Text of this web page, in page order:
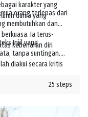
karakter yang
dunia yang
orang terlepas dari
membutuhkan dan
Ia terus-
kebenaran diri
Injil yang
tanpa suntingan.
diakui secara kritis
25 steps